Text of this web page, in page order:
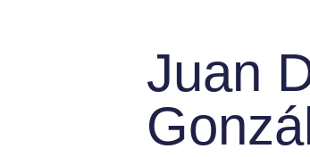
Juan